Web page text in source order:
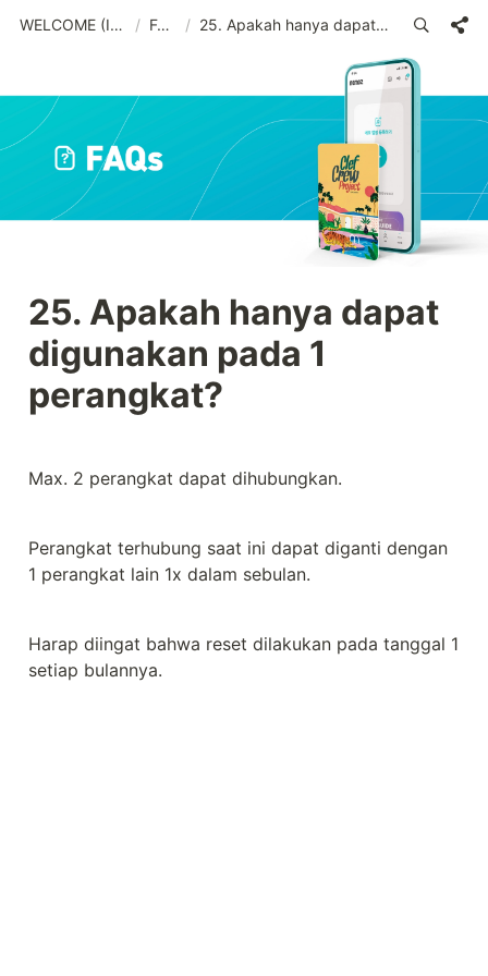
WELCOME (IND)_old / FAQs / 25. Apakah hanya dapat digunakan pada 1 perangkat?
25. Apakah hanya dapat
digunakan pada 1
perangkat?
Max. 2 perangkat dapat dihubungkan.
Perangkat terhubung saat ini dapat diganti dengan
1 perangkat lain 1x dalam sebulan.
Harap diingat bahwa reset dilakukan pada tanggal 1
setiap bulannya.